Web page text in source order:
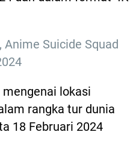
Anime Suicide Squad
lokasi
rangka tur dunia
18 Februari 2024